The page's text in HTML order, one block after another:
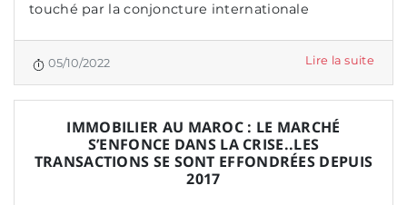
touché par la conjoncture internationale
05/10/2022 Lire la suite
IMMOBILIER AU MAROC : LE MARCHÉ
S’ENFONCE DANS LA CRISE..LES
TRANSACTIONS SE SONT EFFONDRÉES DEPUIS
2017